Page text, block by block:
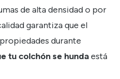
de alta densidad o por
garantiza que el
durante
tu colchón se hundaestá